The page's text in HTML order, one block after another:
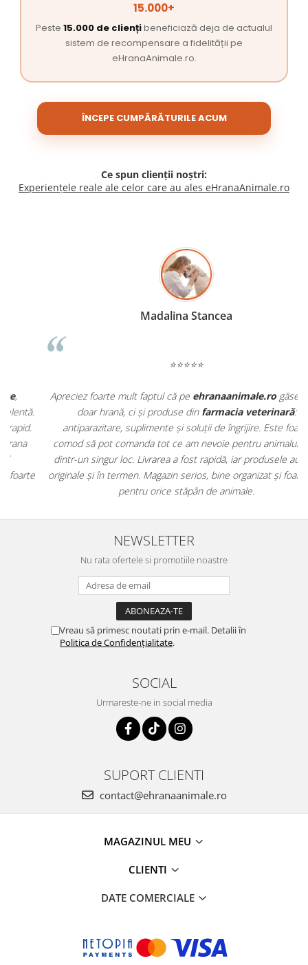
15.000+
Peste 15.000 de cliențibeneficiază deja de actualul
sistem de recompensare a fidelității pe
eHranaAnimale.ro.
ÎNCEPE CUMPĂRĂTURILE ACUM
Ce spun clienții noștri:
Experiențele reale ale celor care au ales eHranaAnimale.ro
Madalina Stancea
⭐⭐⭐⭐⭐
Apreciez foarte mult faptul că peehranaanimale.rogăsesc nu
doar hrană, ci și produse dinfarmacia veterinară:
antiparazitare, suplimente și soluții de îngrijire. Este foarte
comod să pot comanda tot ce am nevoie pentru animalul meu
dintr-un singur loc. Livrarea a fost rapidă, iar produsele au fost
originale și în termen. Magazin serios, bine organizat și foarte util
pentru orice stăpân de animale.
NEWSLETTER
Nu rata ofertele si promotiile noastre
Vreau să primesc noutati prin e-mail. Detalii în
Politica de Confidențialitate.
SOCIAL
Urmareste-ne in social media
SUPORT CLIENTI
contact@ehranaanimale.ro
MAGAZINUL MEU
CLIENTI
DATE COMERCIALE